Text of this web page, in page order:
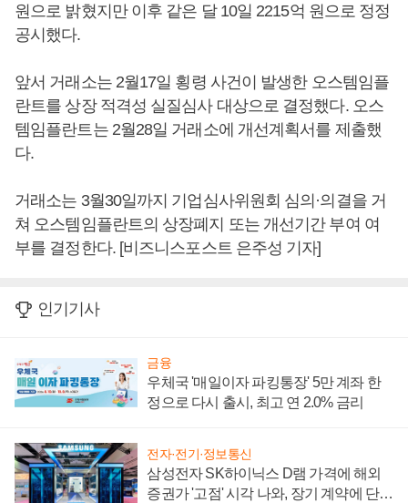
원으로 밝혔지만 이후 같은 달 10일 2215억 원으로 정정
공시했다.
앞서 거래소는 2월17일 횡령 사건이 발생한 오스템임플
란트를 상장 적격성 실질심사 대상으로 결정했다. 오스
템임플란트는 2월28일 거래소에 개선계획서를 제출했
다.
거래소는 3월30일까지 기업심사위원회 심의·의결을 거
쳐 오스템임플란트의 상장폐지 또는 개선기간 부여 여
부를 결정한다. [비즈니스포스트 은주성 기자]
인기기사
금융
우체국 '매일이자 파킹통장' 5만 계좌 한
정으로 다시 출시, 최고 연 2.0% 금리
전자·전기·정보통신
삼성전자 SK하이닉스 D램 가격에 해외
증권가 '고점' 시각 나와, 장기 계약에 단점